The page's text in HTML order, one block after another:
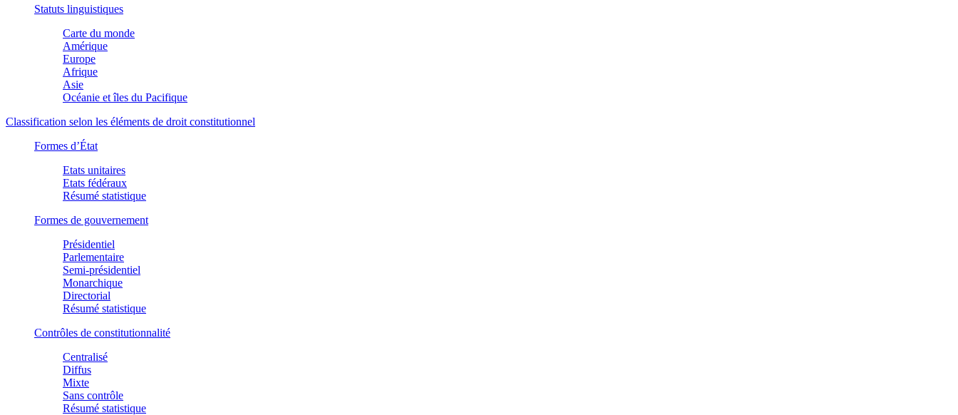
Statuts linguistiques
Carte du monde
Amérique
Europe
Afrique
Asie
Océanie et îles du Pacifique
Classification selon les éléments de droit constitutionnel
Formes d’État
Etats unitaires
Etats fédéraux
Résumé statistique
Formes de gouvernement
Présidentiel
Parlementaire
Semi-présidentiel
Monarchique
Directorial
Résumé statistique
Contrôles de constitutionnalité
Centralisé
Diffus
Mixte
Sans contrôle
Résumé statistique